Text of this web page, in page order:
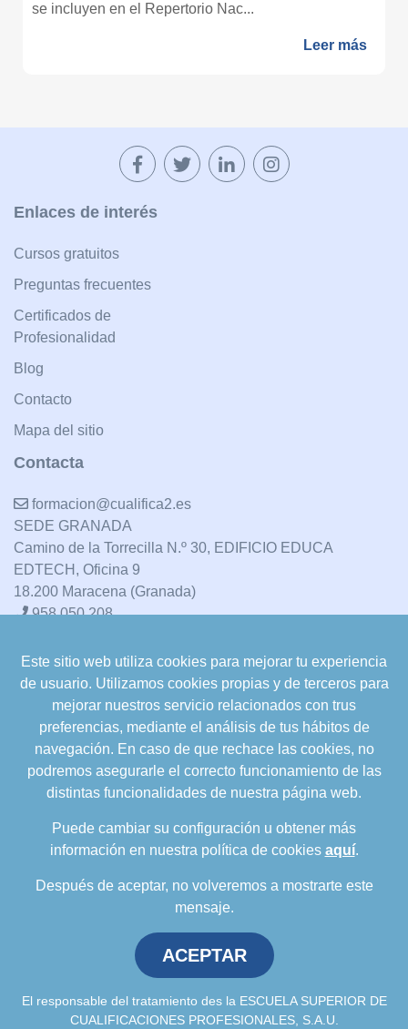
se incluyen en el Repertorio Nac...
Leer más
Enlaces de interés
Cursos gratuitos
Preguntas frecuentes
Certificados de
Profesionalidad
Blog
Contacto
Mapa del sitio
Contacta
formacion@cualifica2.es
SEDE GRANADA
Camino de la Torrecilla N.º 30, EDIFICIO EDUCA
EDTECH, Oficina 9
18.200 Maracena (Granada)
958 050 208
formacion@cualifica2.es
SEDE POZO ALCÓN
Pol. Ind. "La Asomadilla",
Nave 5-6 y anexos
23485 Pozo Alcón (Jaén)
958 050 208
958 991 970
Política de privacidad.Política de cookies
Política de Calidad.Comunicación a
proveedores
Escuela Superior de Cualificaciones Profesionales © 2026
Este sitio web utiliza cookies para mejorar tu experiencia
de usuario. Utilizamos cookies propias y de terceros para
mejorar nuestros servicio relacionados con trus
preferencias, mediante el análisis de tus hábitos de
navegación. En caso de que rechace las cookies, no
podremos asegurarle el correcto funcionamiento de las
distintas funcionalidades de nuestra página web.
Puede cambiar su configuración u obtener más
información en nuestra política de cookies aquí.
Después de aceptar, no volveremos a mostrarte este
mensaje.
ACEPTAR
El responsable del tratamiento des la ESCUELA SUPERIOR DE
CUALIFICACIONES PROFESIONALES, S.A.U.